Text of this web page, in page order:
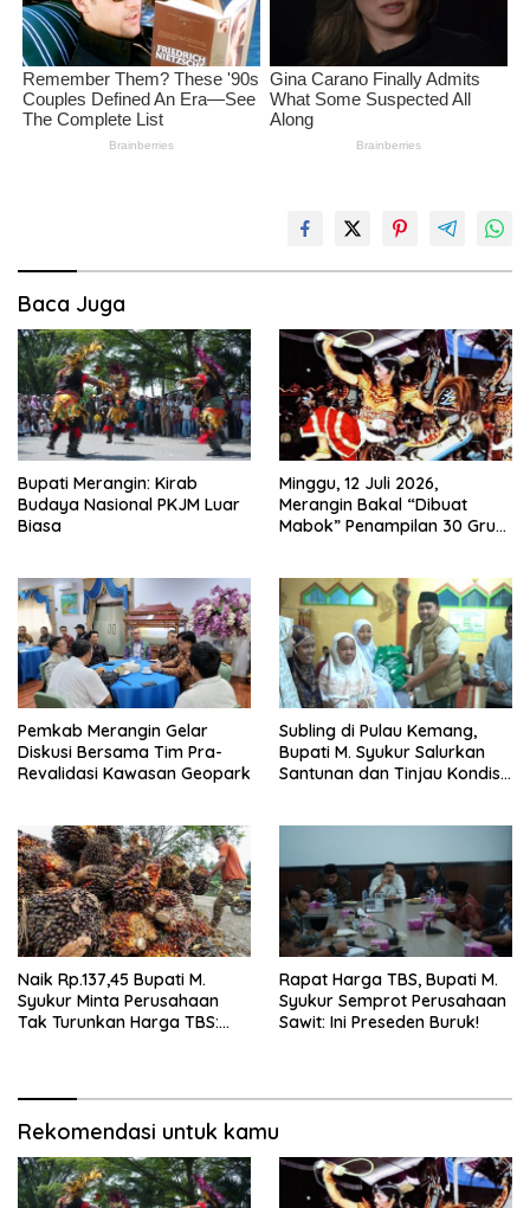
Baca Juga
Bupati Merangin: Kirab
Budaya Nasional PKJM Luar
Biasa
Minggu, 12 Juli 2026,
Merangin Bakal “Dibuat
Mabok” Penampilan 30 Grup
Pemkab Merangin Gelar
Diskusi Bersama Tim Pra-
Revalidasi Kawasan Geopark
Subling di Pulau Kemang,
Bupati M. Syukur Salurkan
Santunan dan Tinjau Kondisi
Naik Rp.137,45 Bupati M.
Syukur Minta Perusahaan
Tak Turunkan Harga TBS:
Rapat Harga TBS, Bupati M.
Syukur Semprot Perusahaan
Sawit: Ini Preseden Buruk!
Rekomendasi untuk kamu